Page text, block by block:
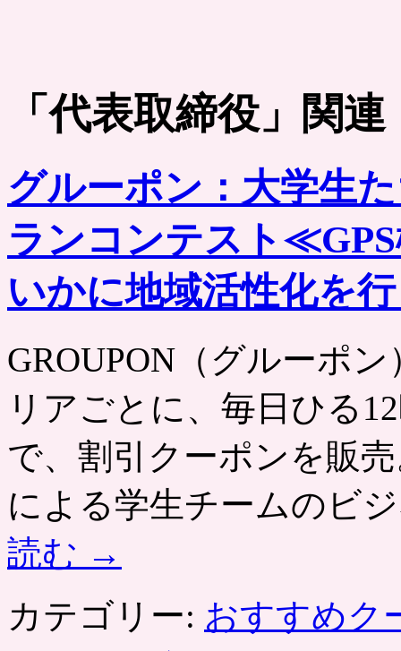
「代表取締役 」関連
グルーポン：大学生
ランコンテスト
いかに地域活性化を
GROUPON（グルーポ
リアごとに、毎日ひる
で、割引クーポンを販
による学生チームのビ
読む →
カテゴリー: おすすめク